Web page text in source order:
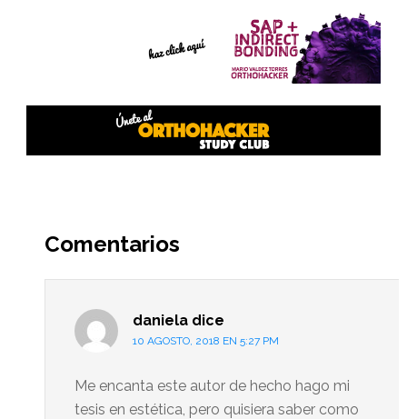
del
lector
Comentarios
daniela dice
10 AGOSTO, 2018 EN 5:27 PM
Me encanta este autor de hecho hago mi
tesis en estética, pero quisiera saber como